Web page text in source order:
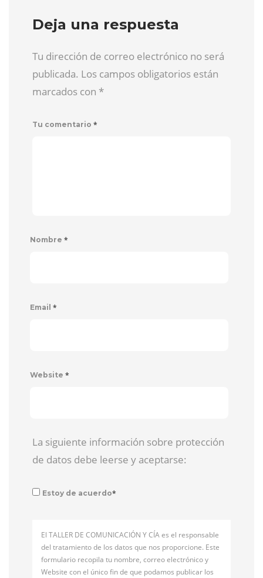
Deja una respuesta
Tu dirección de correo electrónico no será
publicada. Los campos obligatorios están
marcados con *
Tu comentario *
Nombre *
Email *
Website *
La siguiente información sobre protección
de datos debe leerse y aceptarse:
Estoy de acuerdo*
El TALLER DE COMUNICACIÓN Y CÍA es el responsable
del tratamiento de los datos que nos proporcione. Este
formulario recopila tu nombre, correo electrónico y
Website con el único fin de que podamos publicar los